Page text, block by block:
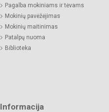
Pagalba mokiniams ir tėvams
Mokinių pavėžėjimas
Mokinių maitinimas
Patalpų nuoma
Biblioteka
Informacija